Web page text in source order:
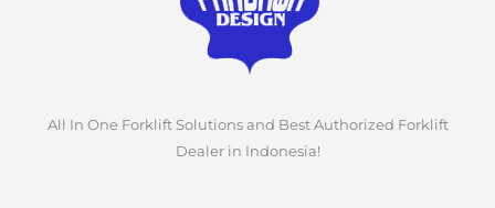
All In One Forklift Solutions and Best Authorized Forklift
Dealer in Indonesia!